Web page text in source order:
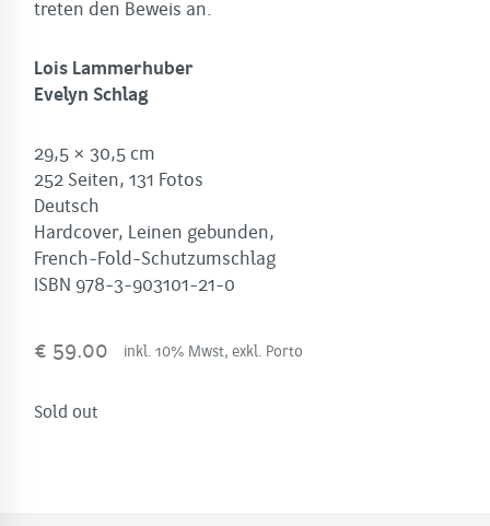
treten den Beweis an.
Lois Lammerhuber
Evelyn Schlag
29,5 × 30,5 cm
252 Seiten, 131 Fotos
Deutsch
Hardcover, Leinen gebunden,
French-Fold-Schutzumschlag
ISBN 978-3-903101-21-0
€ 59.00 inkl. 10% Mwst, exkl. Porto
Sold out